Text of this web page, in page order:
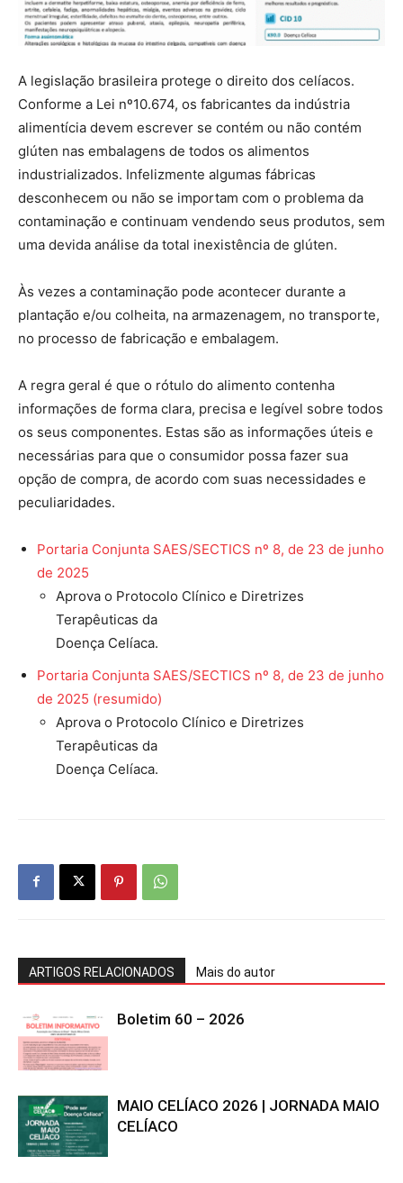
A legislação brasileira protege o direito dos celíacos.
Conforme a Lei nº10.674, os fabricantes da indústria
alimentícia devem escrever se contém ou não contém
glúten nas embalagens de todos os alimentos
industrializados. Infelizmente algumas fábricas
desconhecem ou não se importam com o problema da
contaminação e continuam vendendo seus produtos, sem
uma devida análise da total inexistência de glúten.
Às vezes a contaminação pode acontecer durante a
plantação e/ou colheita, na armazenagem, no transporte,
no processo de fabricação e embalagem.
A regra geral é que o rótulo do alimento contenha
informações de forma clara, precisa e legível sobre todos
os seus componentes. Estas são as informações úteis e
necessárias para que o consumidor possa fazer sua
opção de compra, de acordo com suas necessidades e
peculiaridades.
Portaria Conjunta SAES/SECTICS nº 8, de 23 de junho
de 2025
Aprova o Protocolo Clínico e Diretrizes
Terapêuticas da
Doença Celíaca.
Portaria Conjunta SAES/SECTICS nº 8, de 23 de junho
de 2025 (resumido)
Aprova o Protocolo Clínico e Diretrizes
Terapêuticas da
Doença Celíaca.
ARTIGOS RELACIONADOS Mais do autor
Boletim 60 – 2026
MAIO CELÍACO 2026 | JORNADA MAIO
CELÍACO